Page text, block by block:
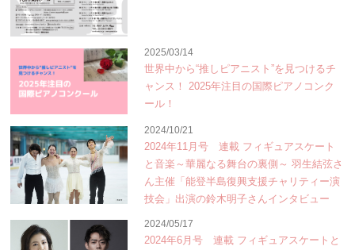
2025/03/14
世界中から“推しピアニスト”を見つけるチ
ャンス！ 2025年注目の国際ピアノコンク
ール！
2024/10/21
2024年11月号 連載 フィギュアスケート
と音楽～華麗なる舞台の裏側～ 羽生結弦さ
ん主催「能登半島復興支援チャリティー演
技会」出演の鈴木明子さんインタビュー
2024/05/17
2024年6月号 連載 フィギュアスケートと